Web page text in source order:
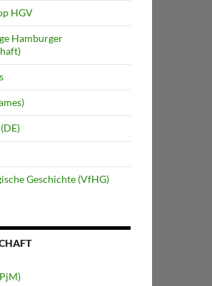
HGV
Hamburger
Geschichte (VfHG)